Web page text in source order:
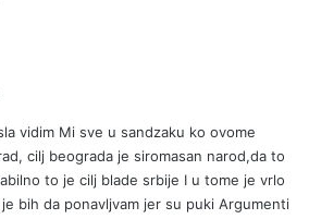
vidim Mi sve u sandzaku ko ovome
cilj beograda je siromasan narod,da to
to je cilj blade srbije I u tome je vrlo
bih da ponavljvam jer su puki Argumenti